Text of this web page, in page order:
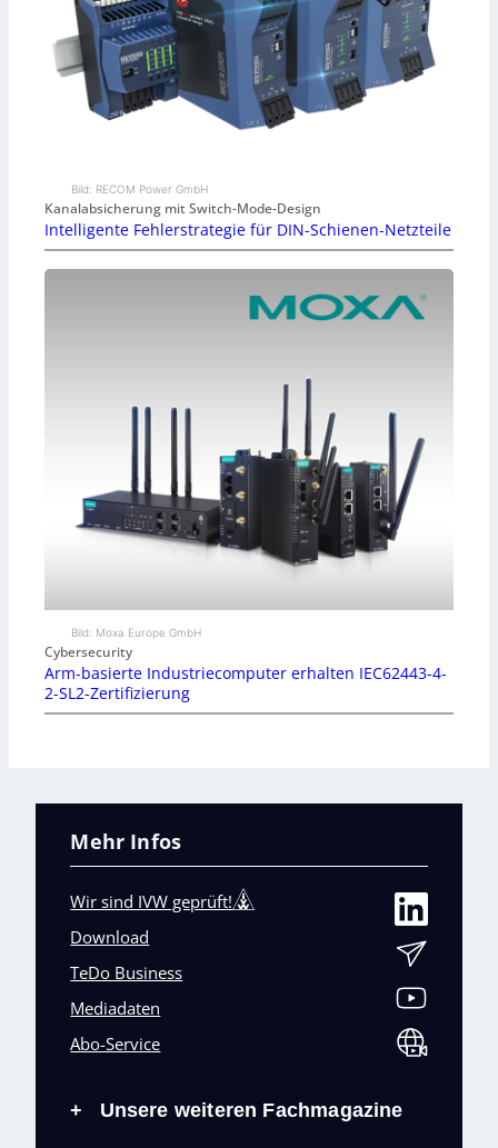
Bild: RECOM Power GmbH
Kanalabsicherung mit Switch-Mode-Design
Intelligente Fehlerstrategie für DIN-Schienen-Netzteile
Bild: Moxa Europe GmbH
Cybersecurity
Arm-basierte Industriecomputer erhalten IEC62443-4-
2-SL2-Zertifizierung
Mehr Infos
Wir sind IVW geprüft!
Download
TeDo Business
Mediadaten
Abo-Service
+ Unsere weiteren Fachmagazine